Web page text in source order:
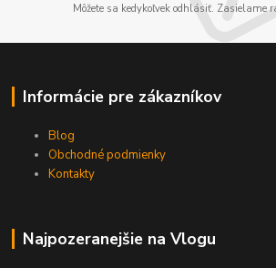
Môžete sa kedykoľvek odhlásiť. Zasielame
Informácie pre zákazníkov
Blog
Obchodné podmienky
Kontakty
Najpozeranejšie na Vlogu